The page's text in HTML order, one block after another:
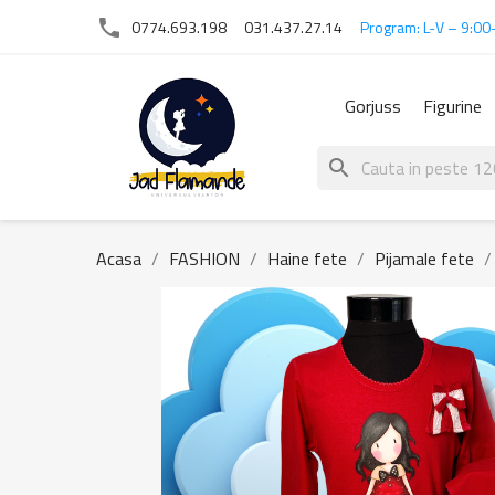
phone 0774.693.198 031.437.27.14 Program: L-V –
Gorjuss Figurine
search
Acasa FASHION Haine fete Pijamale fete